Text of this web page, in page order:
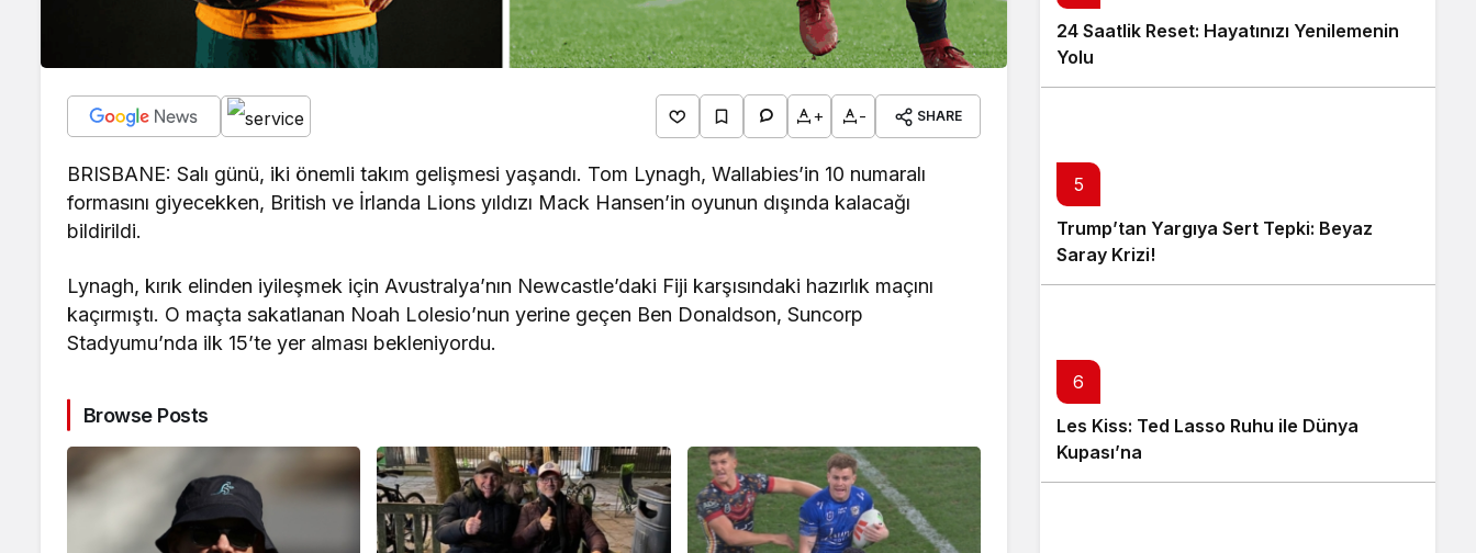
+ - SHARE
BRISBANE: Salı günü, iki önemli takım gelişmesi yaşandı. Tom Lynagh, Wallabies’in 10 numaralı
formasını giyecekken, British ve İrlanda Lions yıldızı Mack Hansen’in oyunun dışında kalacağı
bildirildi.
Lynagh, kırık elinden iyileşmek için Avustralya’nın Newcastle’daki Fiji karşısındaki hazırlık maçını
kaçırmıştı. O maçta sakatlanan Noah Lolesio’nun yerine geçen Ben Donaldson, Suncorp
Stadyumu’nda ilk 15’te yer alması bekleniyordu.
Browse Posts
24 Saatlik Reset: Hayatınızı Yenilemenin
Yolu
5
Trump’tan Yargıya Sert Tepki: Beyaz
Saray Krizi!
6
Les Kiss: Ted Lasso Ruhu ile Dünya
Kupası’na